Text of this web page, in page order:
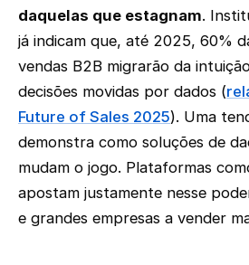
daquelas que estagnam.
já indicam que, até 2025, 60%
vendas B2B migrarão da
decisões movidas por dados (
Future of Sales 2025). Uma
demonstra como soluções de
mudam o jogo. Plataformas
apostam justamente nesse
e grandes empresas a vender